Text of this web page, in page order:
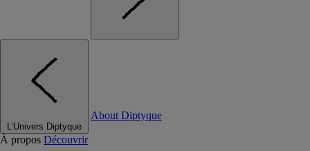
L’Univers Diptyque
About Diptyque
À propos Découvrir